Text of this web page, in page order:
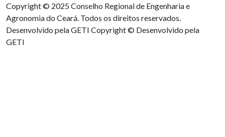
Copyright © 2025 Conselho Regional de Engenharia e
Agronomia do Ceará. Todos os direitos reservados.
Desenvolvido pela GETI Copyright © Desenvolvido pela
GETI